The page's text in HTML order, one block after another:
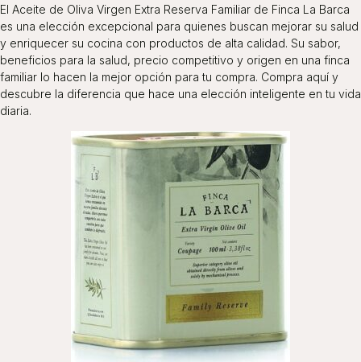
El Aceite de Oliva Virgen Extra Reserva Familiar de Finca La Barca
es una elección excepcional para quienes buscan mejorar su salud
y enriquecer su cocina con productos de alta calidad. Su sabor,
beneficios para la salud, precio competitivo y origen en una finca
familiar lo hacen la mejor opción para tu compra. Compra aquí y
descubre la diferencia que hace una elección inteligente en tu vida
diaria.